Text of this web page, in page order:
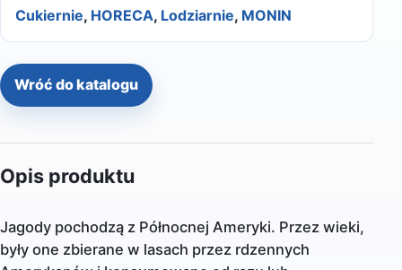
Cukiernie, HORECA, Lodziarnie, MONIN
Wróć do katalogu
Opis produktu
Jagody pochodzą z Północnej Ameryki. Przez wieki,
były one zbierane w lasach przez rdzennych